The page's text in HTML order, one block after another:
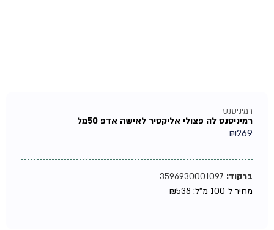
רמיניסנס
רמיניסנס לה פצולי אליקסיר לאישה אדפ 50מל
₪269
ברקוד:3596930001097
מחיר ל-100 מ"ל:
₪538